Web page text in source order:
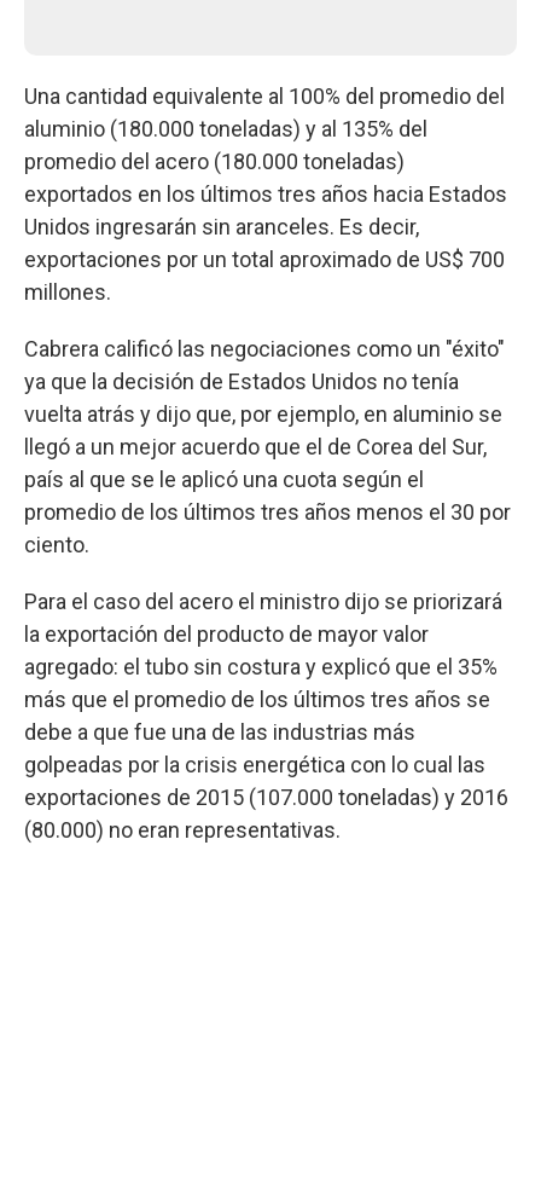
Una cantidad equivalente al 100% del promedio del
aluminio (180.000 toneladas) y al 135% del
promedio del acero (180.000 toneladas)
exportados en los últimos tres años hacia Estados
Unidos ingresarán sin aranceles. Es decir,
exportaciones por un total aproximado de US$ 700
millones.
Cabrera calificó las negociaciones como un "éxito"
ya que la decisión de Estados Unidos no tenía
vuelta atrás y dijo que, por ejemplo, en aluminio se
llegó a un mejor acuerdo que el de Corea del Sur,
país al que se le aplicó una cuota según el
promedio de los últimos tres años menos el 30 por
ciento.
Para el caso del acero el ministro dijo se priorizará
la exportación del producto de mayor valor
agregado: el tubo sin costura y explicó que el 35%
más que el promedio de los últimos tres años se
debe a que fue una de las industrias más
golpeadas por la crisis energética con lo cual las
exportaciones de 2015 (107.000 toneladas) y 2016
(80.000) no eran representativas.